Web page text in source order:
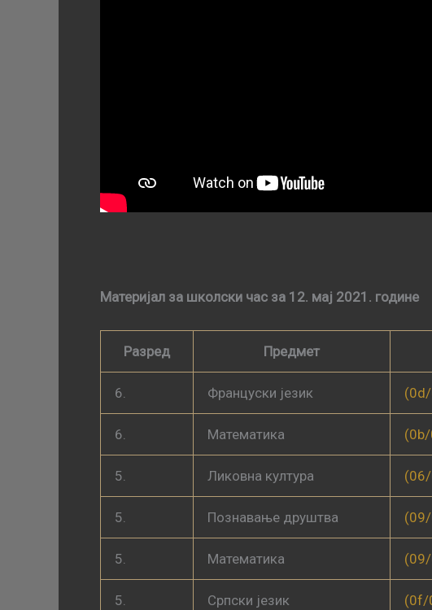
Материјал за школски час за 12. мај 2021. године
Разред Предмет
6. Француски језик
6. Математика
5. Ликовна култура
5. Познавање друштва
5. Математика
5. Српски језик (0f/